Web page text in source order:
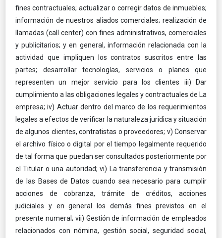
fines contractuales; actualizar o corregir datos de inmuebles;
información de nuestros aliados comerciales; realización de
llamadas (call center) con fines administrativos, comerciales
y publicitarios; y en general, información relacionada con la
actividad que impliquen los contratos suscritos entre las
partes; desarrollar tecnologías, servicios o planes que
representen un mejor servicio para los clientes iii) Dar
cumplimiento a las obligaciones legales y contractuales de La
empresa; iv) Actuar dentro del marco de los requerimientos
legales a efectos de verificar la naturaleza jurídica y situación
de algunos clientes, contratistas o proveedores; v) Conservar
el archivo físico o digital por el tiempo legalmente requerido
de tal forma que puedan ser consultados posteriormente por
el Titular o una autoridad; vi) La transferencia y transmisión
de las Bases de Datos cuando sea necesario para cumplir
acciones de cobranza, trámite de créditos, acciones
judiciales y en general los demás fines previstos en el
presente numeral; vii) Gestión de información de empleados
relacionados con nómina, gestión social, seguridad social,